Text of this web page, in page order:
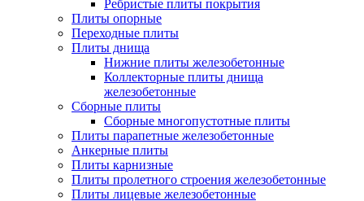
Ребристые плиты покрытия
Плиты опорные
Переходные плиты
Плиты днища
Нижние плиты железобетонные
Коллекторные плиты днища
железобетонные
Сборные плиты
Сборные многопустотные плиты
Плиты парапетные железобетонные
Анкерные плиты
Плиты карнизные
Плиты пролетного строения железобетонные
Плиты лицевые железобетонные